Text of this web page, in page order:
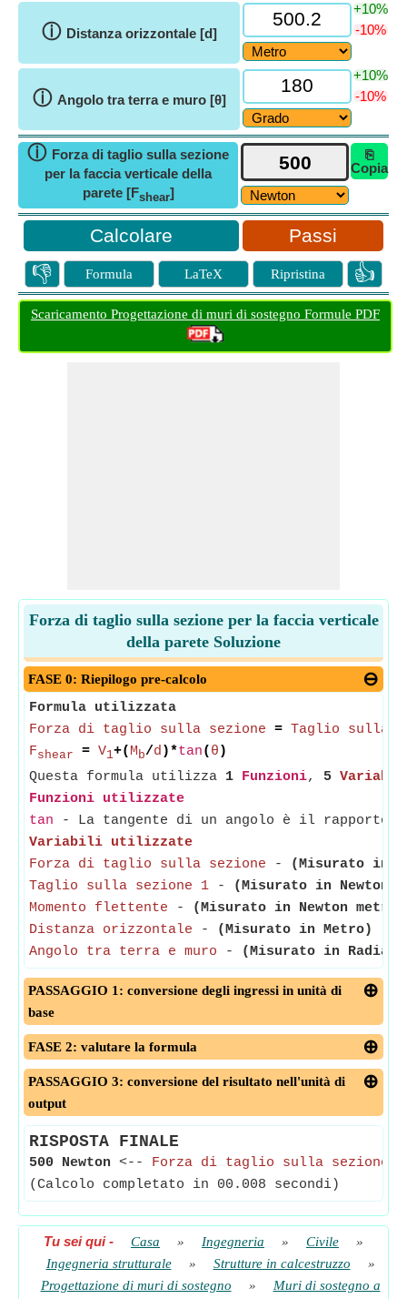
ⓘ Distanza orizzontale [d]
+10%
-10%
ⓘ Angolo tra terra e muro [θ]
+10%
-10%
ⓘ Forza di taglio sulla sezione
per la faccia verticale della
parete [Fshear]
⎘
Copia
Passi
👎 Formula LaTeX Ripristina 👍
Scaricamento Progettazione di muri di sostegno Formule PDF
Forza di taglio sulla sezione per la faccia verticale
della parete Soluzione
FASE 0: Riepilogo pre-calcolo
Formula utilizzata
Forza di taglio sulla sezione = Taglio sulla
Fshear = V1+( Mb/d )*tan( θ )
Questa formula utilizza 1 Funzioni, 5
Funzioni utilizzate
tan - La tangente di un angolo è il rapporto
Variabili utilizzate
Forza di taglio sulla sezione -
(Misurato in
Taglio sulla sezione 1 - (Misurato in Newton)
Momento flettente - (Misurato in Newton metro)
Distanza orizzontale - (Misurato in Metro)
Angolo tra terra e muro - (Misurato in
PASSAGGIO 1: conversione degli ingressi in unità di
base
FASE 2: valutare la formula
PASSAGGIO 3: conversione del risultato nell'unità di
output
RISPOSTA FINALE
500 Newton <-- Forza di taglio sulla sezione
(Calcolo completato in 00.008 secondi)
Tu sei qui- Casa » Ingegneria » Civile
»
Ingegneria strutturale
» Strutture in calcestruzzo
»
Progettazione di muri di sostegno
»
Muri di sostegno a